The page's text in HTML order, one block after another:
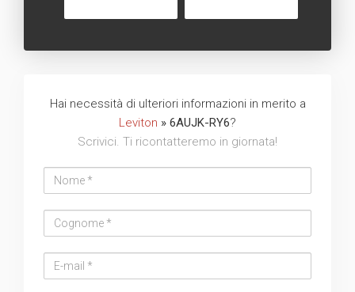
Hai necessità di ulteriori informazioni in merito a
Leviton » 6AUJK-RY6?
Scrivici. Ti ricontatteremo in giornata!
address